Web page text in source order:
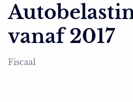
vanaf 2017
Fiscaal